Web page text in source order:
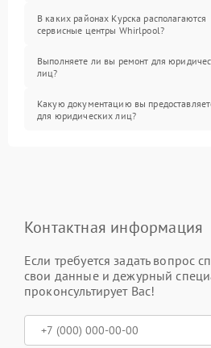
В каких районах Курска располагаются
сервисные центры Whirlpool?
Выполняете ли вы ремонт для
лиц?
Какую документацию вы
для юридических лиц?
Контактная информация
Если требуется задать вопрос
свои данные и дежурный
проконсультирует Вас!